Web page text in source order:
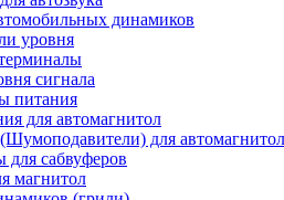
динамиков
уровня
сигнала
питания
для автомагнитол
для автомагнитол
для сабвуферов
магнитол